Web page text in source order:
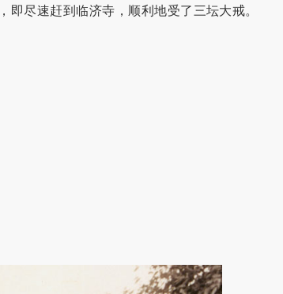
即尽速赶到临济寺，顺利地受了三坛大戒。